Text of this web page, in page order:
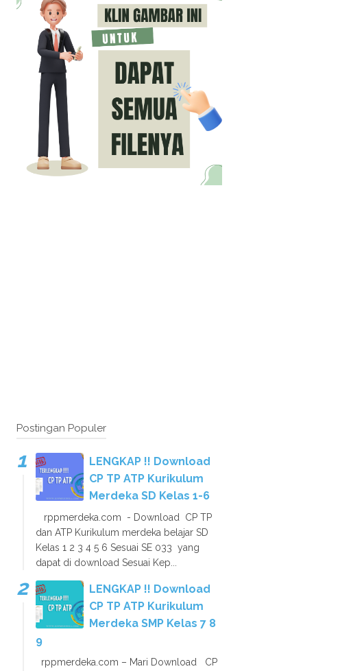
Postingan Populer
LENGKAP !! Download
CP TP ATP Kurikulum
Merdeka SD Kelas 1-6
rppmerdeka.com - Download CP TP
dan ATP Kurikulum merdeka belajar SD
Kelas 1 2 3 4 5 6 Sesuai SE 033 yang
dapat di download Sesuai Kep...
LENGKAP !! Download
CP TP ATP Kurikulum
Merdeka SMP Kelas 7 8
9
rppmerdeka.com – Mari Download CP